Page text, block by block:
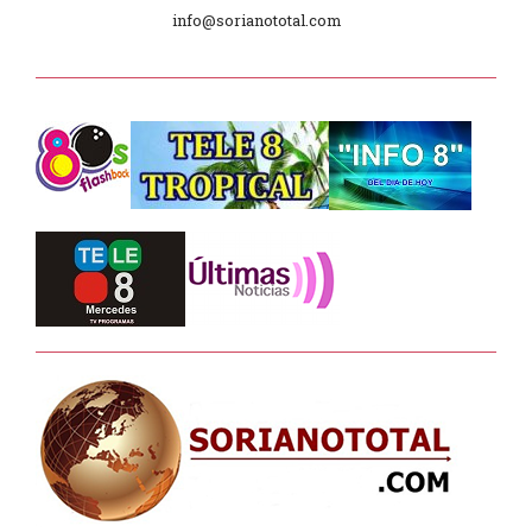
2025
Dpto. de Higiene de la Intendencia.
Tele 8 Tropical – bloque 01
Tele 8 Tropical – bloque 02
Juramento de Fidelidad al Pabellón
Nacional
info@sorianototal.com